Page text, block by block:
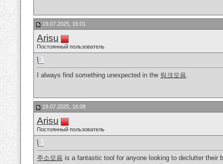
19.07.2025, 16:01
Arisu
Постоянный пользователь
I always find something unexpected in the 링크모음.
19.07.2025, 16:08
Arisu
Постоянный пользователь
주소모음 is a fantastic tool for anyone looking to declutter their